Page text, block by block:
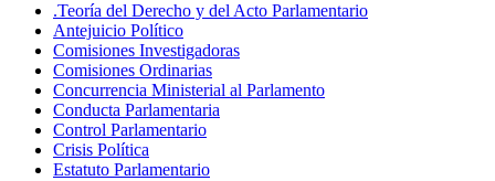
.Teoría del Derecho y del Acto Parlamentario
Antejuicio Político
Comisiones Investigadoras
Comisiones Ordinarias
Concurrencia Ministerial al Parlamento
Conducta Parlamentaria
Control Parlamentario
Crisis Política
Estatuto Parlamentario